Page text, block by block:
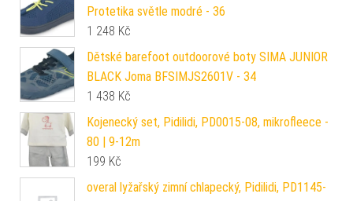
Protetika světle modré - 36
1 248 Kč
Dětské barefoot outdoorové boty SIMA JUNIOR
BLACK Joma BFSIMJS2601V - 34
1 438 Kč
Kojenecký set, Pidilidi, PD0015-08, mikrofleece -
80 | 9-12m
199 Kč
overal lyžařský zimní chlapecký, Pidilidi, PD1145-